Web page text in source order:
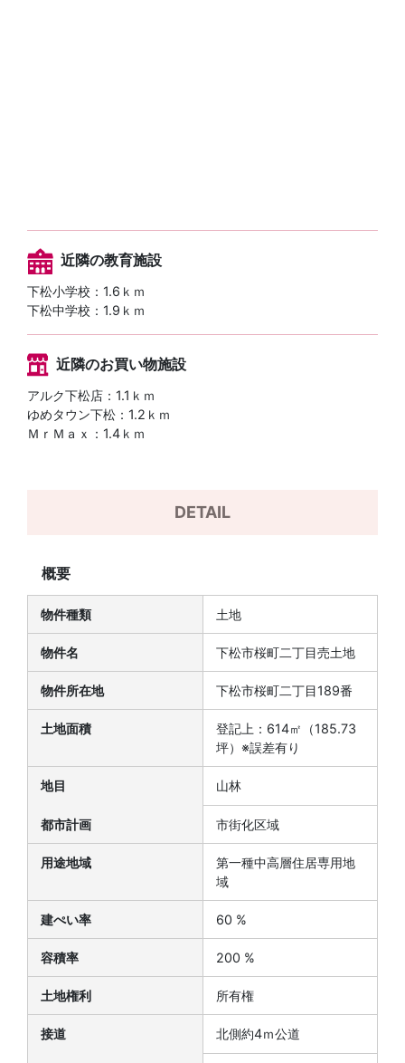
近隣の教育施設
下松小学校：1.6ｋｍ
下松中学校：1.9ｋｍ
近隣のお買い物施設
アルク下松店：1.1ｋｍ
ゆめタウン下松：1.2ｋｍ
ＭｒＭａｘ：1.4ｋｍ
DETAIL
概要
物件種類 土地
物件名 下松市桜町二丁目売土地
物件所在地 下松市桜町二丁目189番
土地面積
登記上：614㎡（185.73
坪）※誤差有り
地目 山林
都市計画 市街化区域
用途地域
第一種中高層住居専用地
域
建ぺい率 60 %
容積率 200 %
土地権利 所有権
接道 北側約4ｍ公道